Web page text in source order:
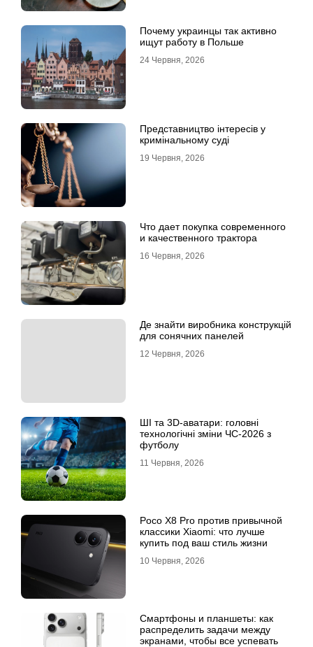
Почему украинцы так активно
ищут работу в Польше
24 Червня, 2026
Представництво інтересів у
кримінальному суді
19 Червня, 2026
Что дает покупка современного
и качественного трактора
16 Червня, 2026
Де знайти виробника конструкцій
для сонячних панелей
12 Червня, 2026
ШІ та 3D-аватари: головні
технологічні зміни ЧС-2026 з
футболу
11 Червня, 2026
Poco X8 Pro против привычной
классики Xiaomi: что лучше
купить под ваш стиль жизни
10 Червня, 2026
Смартфоны и планшеты: как
распределить задачи между
экранами, чтобы все успевать